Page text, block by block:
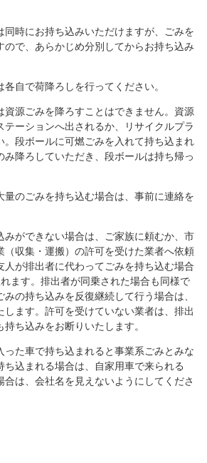
同時にお持ち込みいただけますが、ごみを
ので、あらかじめ分別してからお持ち込み
各自で荷降ろしを行ってください。
資源ごみを降ろすことはできません。資源
テーションへ出されるか、リサイクルプラ
。段ボールに可燃ごみを入れて持ち込まれ
み降ろしていただき、段ボールは持ち帰っ
量のごみを持ち込む場合は、事前に連絡を
みができない場合は、ご家族に頼むか、市
（収集・運搬）の許可を受けた業者へ依頼
人が排出者に代わってごみを持ち込む場合
ます。排出者が同乗された場合も同様で
の持ち込みを反復継続して行う場合は、
します。許可を受けていない業者は、排出
ち込みをお断りいたします。
った車で持ち込まれると事業系ごみとみな
ち込まれる場合は、自家用車で来られる
は、会社名を見えないようにしてくださ